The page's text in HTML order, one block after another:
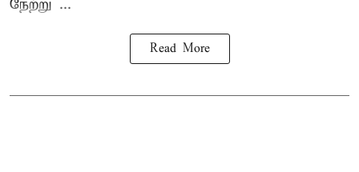
நேற்று ...
Read More